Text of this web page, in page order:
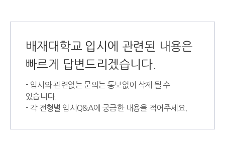
배재대학교 입시에 관련된 내용은
빠르게 답변드리겠습니다.
- 입시와 관련없는 문의는 통보없이 삭제 될 수
있습니다.
- 각 전형별 입시Q&A에 궁금한 내용을 적어주세요.